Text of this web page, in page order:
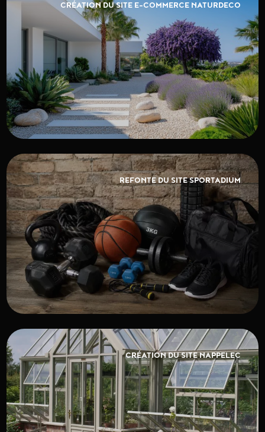
CRÉATION DU SITE E-COMMERCE NATURDECO
REFONTE DU SITE SPORTADIUM
CRÉATION DU SITE NAPPELEC